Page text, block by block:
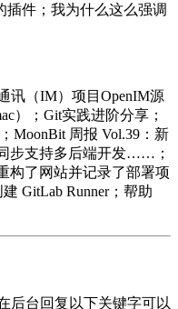
插件；我为什么这么强调
讯（IM）项目OpenIM源
）；Git实践进阶分享；
MoonBit 周报 Vol.39：新
步支持多后端开发……；
构了网站并记录了部署项
GitLab Runner；帮助
后台回复以下关键字可以